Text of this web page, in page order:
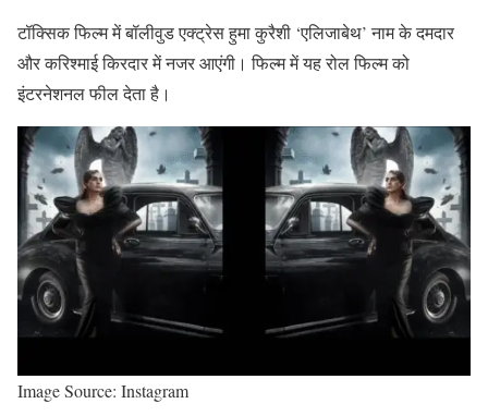
टॉक्सिक फिल्म में बॉलीवुड एक्ट्रेस हुमा कुरैशी ‘एलिजाबेथ’ नाम के दमदार
और करिश्माई किरदार में नजर आएंगी। फिल्म में यह रोल फिल्म को
इंटरनेशनल फील देता है।
Image Source: Instagram